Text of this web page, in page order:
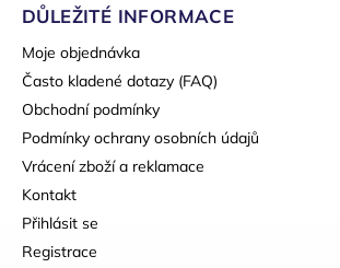
DŮLEŽITÉ INFORMACE
Moje objednávka
Často kladené dotazy (FAQ)
Obchodní podmínky
Podmínky ochrany osobních údajů
Vrácení zboží a reklamace
Kontakt
Přihlásit se
Registrace